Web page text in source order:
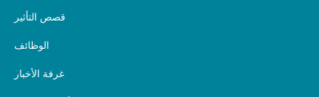
قصص التأثير
الوظائف
غرفة الأخبار